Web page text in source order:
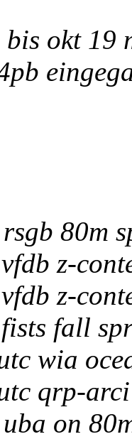
bis okt 19
80m
z-
z-
fall
wia
qrp-
on